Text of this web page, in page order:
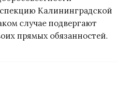
Калининградской
случае подвергают
прямых обязанностей.